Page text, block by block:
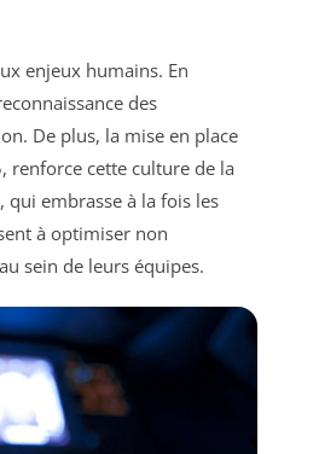
enjeux humains. En
des
De plus, la mise en place
renforce cette culture de la
qui embrasse à la fois les
à optimiser non
sein de leurs équipes.